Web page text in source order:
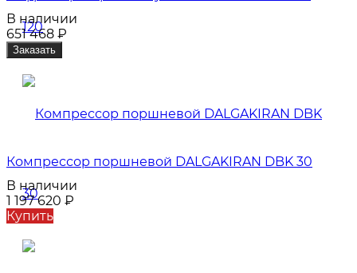
В наличии
651 468 ₽
Заказать
Компрессор поршневой DALGAKIRAN DBK 30
В наличии
1 197 620 ₽
Купить